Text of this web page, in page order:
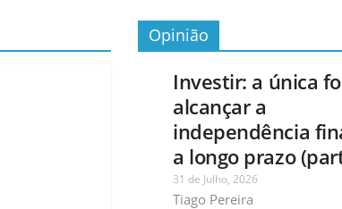
Opinião
Investir: a única
alcançar a
independência
a longo prazo
31 de Julho, 2026
Tiago Pereira